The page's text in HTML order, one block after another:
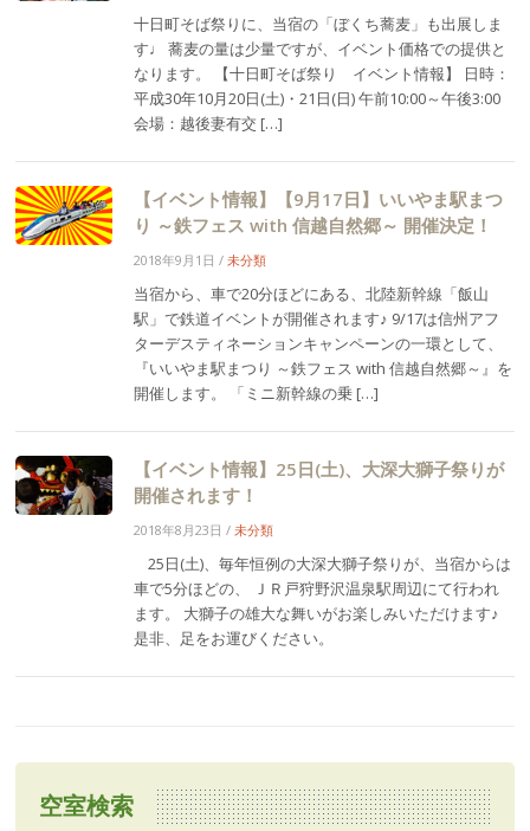
十日町そば祭りに、当宿の「ぼくち蕎麦」も出展しま
す♩ 蕎麦の量は少量ですが、イベント価格での提供と
なります。 【十日町そば祭り イベント情報】 日時：
平成30年10月20日(土)・21日(日) 午前10:00～午後3:00
会場：越後妻有交 […]
【イベント情報】【9月17日】いいやま駅まつ
り ～鉄フェス with 信越自然郷～ 開催決定！
2018年9月1日 / 未分類
当宿から、車で20分ほどにある、北陸新幹線「飯山
駅」で鉄道イベントが開催されます♪ 9/17は信州アフ
ターデスティネーションキャンペーンの一環として、
『いいやま駅まつり ～鉄フェス with 信越自然郷～』を
開催します。 「ミニ新幹線の乗 […]
【イベント情報】25日(土)、大深大獅子祭りが
開催されます！
2018年8月23日 / 未分類
25日(土)、毎年恒例の大深大獅子祭りが、当宿からは
車で5分ほどの、 ＪＲ戸狩野沢温泉駅周辺にて行われ
ます。 大獅子の雄大な舞いがお楽しみいただけます♪
是非、足をお運びください。
空室検索